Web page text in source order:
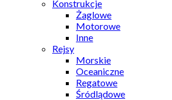
Konstrukcje
Żaglowe
Motorowe
Inne
Rejsy
Morskie
Oceaniczne
Regatowe
Śródlądowe